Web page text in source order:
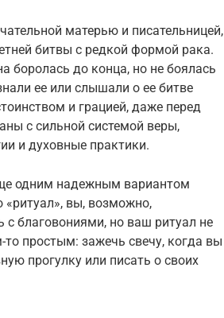
матерью и писательницей,
битвы с редкой формой рака.
боролась до конца, но не боялась
ее или слышали о ее битве
и грацией, даже перед
с сильной системой веры,
и духовные практики.
одним надежным вариантом
«ритуал», вы, возможно,
с благовониями, но ваш ритуал не
простым: зажечь свечу, когда вы
прогулку или писать о своих